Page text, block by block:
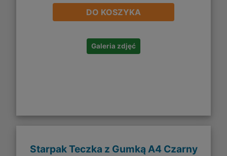
DO KOSZYKA
Galeria zdjęć
Starpak Teczka z Gumką A4 Czarny